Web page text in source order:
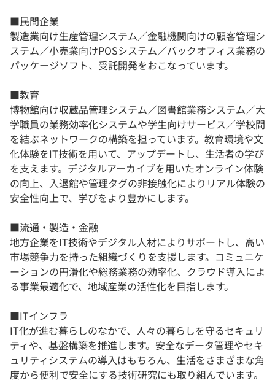
■民間企業
製造業向け生産管理システム／金融機関向けの顧客管理シ
ステム／小売業向けPOSシステム／バックオフィス業務の
パッケージソフト、受託開発をおこなっています。
■教育
博物館向け収蔵品管理システム／図書館業務システム／大
学職員の業務効率化システムや学生向けサービス／学校間
を結ぶネットワークの構築を担っています。教育環境や文
化体験をIT技術を用いて、アップデートし、生活者の学び
を支えます。デジタルアーカイブを用いたオンライン体験
の向上、入退館や管理タグの非接触化によりリアル体験の
安全性向上で、学びをより豊かにします。
■流通・製造・金融
地方企業をIT技術やデジタル人材によりサポートし、高い
市場競争力を持った組織づくりを支援します。コミュニケ
ーションの円滑化や総務業務の効率化、クラウド導入によ
る事業最適化で、地域産業の活性化を目指します。
■ITインフラ
IT化が進む暮らしのなかで、人々の暮らしを守るセキュリ
ティや、基盤構築を推進します。安全なデータ管理やセキ
ュリティシステムの導入はもちろん、生活をさまざまな角
度から便利で安全にする技術研究にも取り組んでいます。